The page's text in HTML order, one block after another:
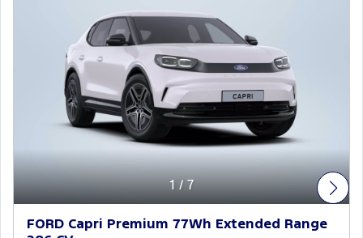
1/ 7
FORD Capri Premium 77Wh Extended Range